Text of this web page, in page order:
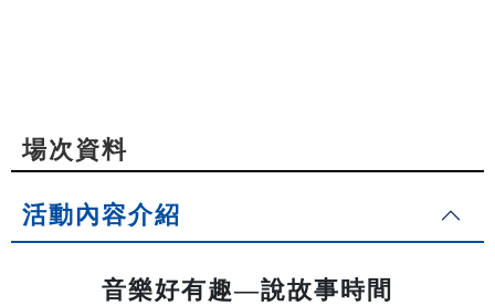
場次資料
活動內容介紹
音樂好有趣—說故事時間